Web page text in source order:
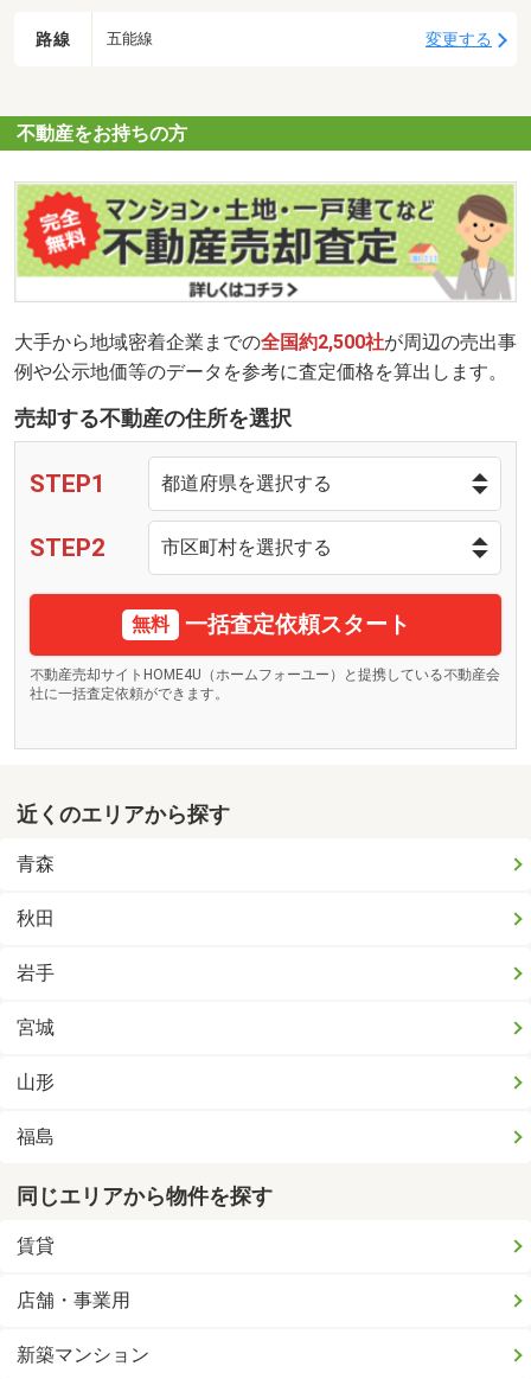
路線 五能線 変更する
不動産をお持ちの方
大手から地域密着企業までの全国約2,500社が周辺の売出事
例や公示地価等のデータを参考に査定価格を算出します。
売却する不動産の住所を選択
STEP1
STEP2
無料 一括査定依頼スタート
不動産売却サイトHOME4U（ホームフォーユー）と提携している不動産会
社に一括査定依頼ができます。
近くのエリアから探す
青森
秋田
岩手
宮城
山形
福島
同じエリアから物件を探す
賃貸
店舗・事業用
新築マンション